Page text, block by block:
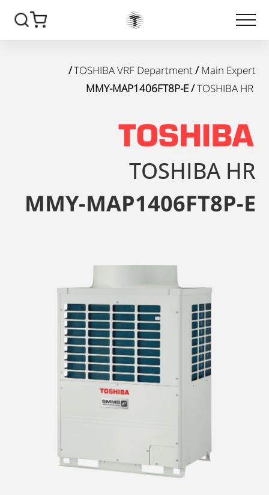
Main Expert
/
TOSHIBA VRF Department
/
TOSHIBA HR
/ MMY-MAP1406FT8P-E
TOSHIBA HR
MMY-MAP1406FT8P-E